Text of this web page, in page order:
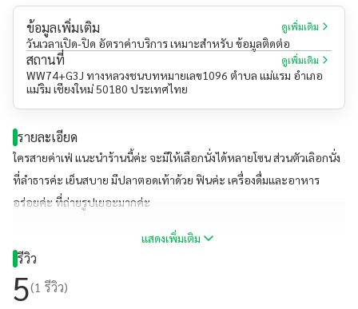
ข้อมูลเพิ่มเติม ดูเพิ่มเติม
วันเวลาเปิด-ปิด อัตราค่าบริการ เหมาะสำหรับ ข้อมูลติดต่อ
สถานที่ ดูเพิ่มเติม
WW74+G3J ทางหลวงชนบทหมายเลข1096 ตำบล แม่แรม อำเภอ
แม่ริม เชียงใหม่ 50180 ประเทศไทย
รายละเอียด
ใครสายค่าเฟ่ แนะนำร้านนี้ค่ะ จะมีให้เลือกนั่งได้หลายโซน ส่วนตัวเลิอกนั่ง
ที่ลำธารค่ะ เย็นสบาย มีปลาตอดเท้าด้วย ฟินค่ะ เครื่องดื่มและอาหาร
อร่อยค่ะ ที่ถ่ายรูปเยอะมากค่ะ
แสดงเพิ่มเติม
รีวิว
5(1 รีวิว)